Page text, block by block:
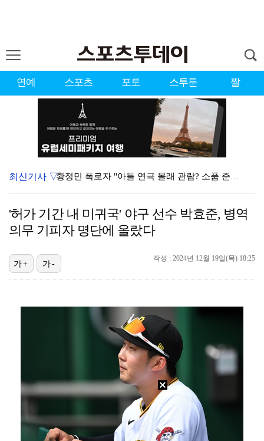
연예 스포츠 포토 스투툰 짤
황정민 폭로자 "아들 연극 몰래 관람? 소품 준비 돕고…
10주년인데 40명뿐?…블랙핑크 행사 공지에 팬심 폭발…
박지훈, 9월 잠실실내체육관서 앙코르 콘서트 개최
"기분 맞춰주려고" 축구협회, 외국인 심판 성접대 의혹…
'폭염 영향' 프로야구, 9일까지 리그 중단 결정…11…
대한축구협회, 외국인 심판 7차례 성접대 의혹…이 기간…
최신기사 ▽
'허가 기간 내 미귀국' 야구 선수 박효준, 병역
의무 기피자 명단에 올랐다
작성 : 2024년 12월 19일(목) 18:25
가+ 가-